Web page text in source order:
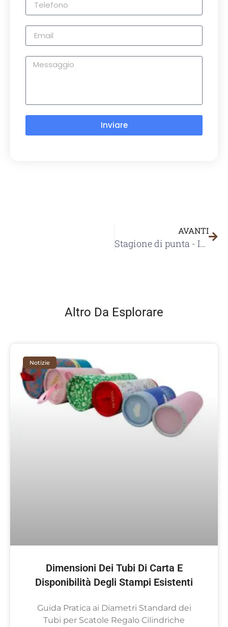
Inviare
AVANTI
Stagione di punta - Industria cinese degli imballaggi
Altro Da Esplorare
Notizie
Dimensioni Dei Tubi Di Carta E
Disponibilità Degli Stampi Esistenti
Guida Pratica ai Diametri Standard dei
Tubi per Scatole Regalo Cilindriche